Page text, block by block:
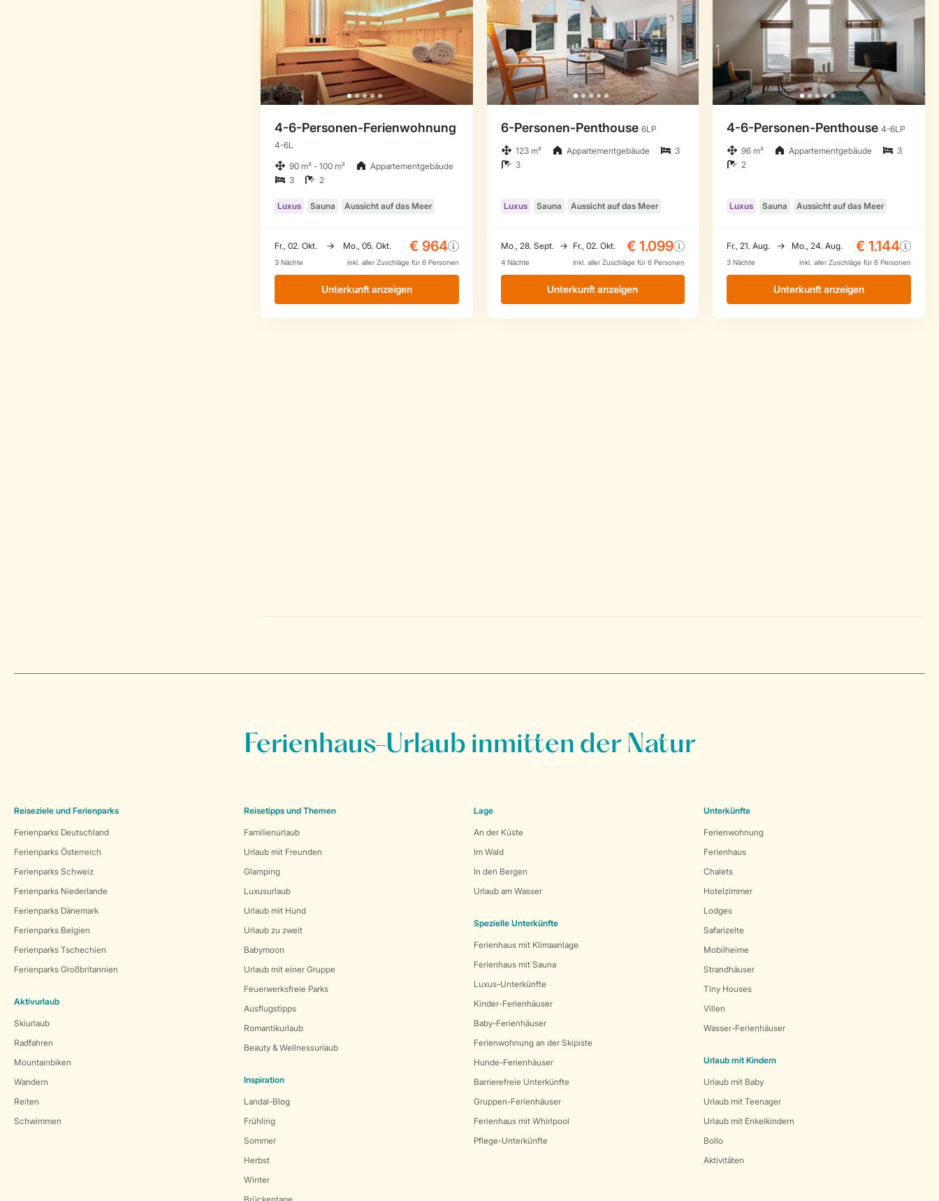
Ferienhaus-Urlaub inmitten der Natur
Reiseziele und Ferienparks
Ferienparks Deutschland
Ferienparks Österreich
Ferienparks Schweiz
Ferienparks Niederlande
Ferienparks Dänemark
Ferienparks Belgien
Ferienparks Tschechien
Ferienparks Großbritannien
Aktivurlaub
Skiurlaub
Radfahren
Mountainbiken
Wandern
Reiten
Schwimmen
Reisetipps und Themen
Familienurlaub
Urlaub mit Freunden
Glamping
Luxusurlaub
Urlaub mit Hund
Urlaub zu zweit
Babymoon
Urlaub mit einer Gruppe
Feuerwerksfreie Parks
Ausflugstipps
Romantikurlaub
Beauty & Wellnessurlaub
Inspiration
Landal-Blog
Frühling
Sommer
Herbst
Winter
Lage
An der Küste
Im Wald
In den Bergen
Urlaub am Wasser
Spezielle Unterkünfte
Ferienhaus mit Klimaanlage
Ferienhaus mit Sauna
Luxus-Unterkünfte
Kinder-Ferienhäuser
Baby-Ferienhäuser
Ferienwohnung an der Skipiste
Hunde-Ferienhäuser
Barrierefreie Unterkünfte
Gruppen-Ferienhäuser
Ferienhaus mit Whirlpool
Pflege-Unterkünfte
Unterkünfte
Ferienwohnung
Ferienhaus
Chalets
Hotelzimmer
Lodges
Safarizelte
Mobilheime
Strandhäuser
Tiny Houses
Villen
Wasser-Ferienhäuser
Urlaub mit Kindern
Urlaub mit Baby
Urlaub mit Teenager
Urlaub mit Enkelkindern
Bollo
Aktivitäten